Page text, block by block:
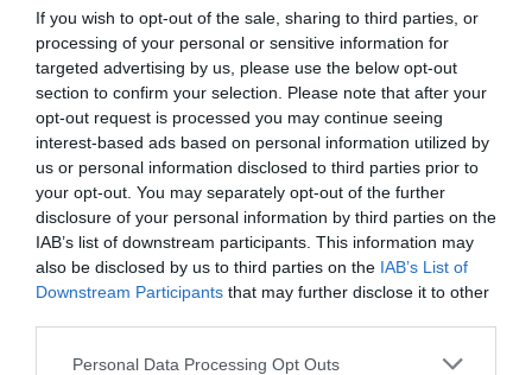
If you wish to opt-out of the sale, sharing to third parties, or
processing of your personal or sensitive information for
targeted advertising by us, please use the below opt-out
section to confirm your selection. Please note that after your
opt-out request is processed you may continue seeing
interest-based ads based on personal information utilized by
us or personal information disclosed to third parties prior to
your opt-out. You may separately opt-out of the further
disclosure of your personal information by third parties on the
IAB’s list of downstream participants. This information may
also be disclosed by us to third parties on the IAB’s List of
Downstream Participants that may further disclose it to other
Personal Data Processing Opt Outs
Soutenez Air Journal participezà son
développement !
NOUS SOUTENIR
DERNIERS COMMENTAIRES